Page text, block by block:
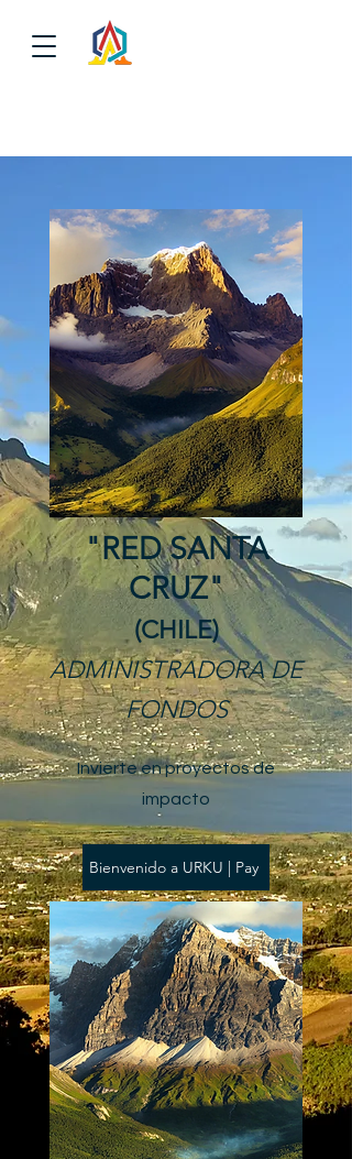
"RED SANTA
CRUZ"
(CHILE)
ADMINISTRADORA DE
FONDOS
Invierte en proyectos de
impacto
Bienvenido a URKU | Pay